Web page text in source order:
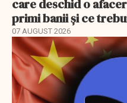
care deschid o
primi banii și ce
07 AUGUST 2026